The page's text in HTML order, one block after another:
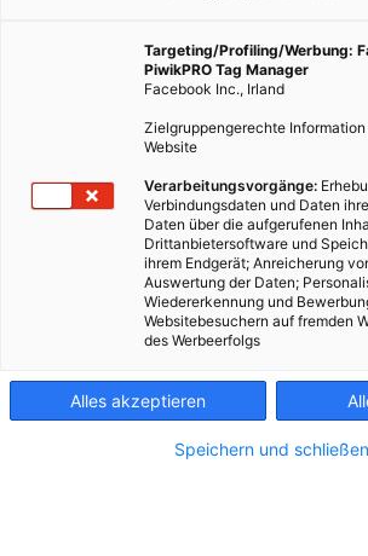
Kontakt
Impressum
Targeting/Profiling/Werbung:
PiwikPRO Tag Manager
Facebook Inc., Irland
Zielgruppengerechte
Website
Verarbeitungsvorgänge:
Verbindungsdaten und Daten
Daten über die aufgerufenen
Drittanbietersoftware und
ihrem Endgerät; Anreicherung
Auswertung der Daten;
Wiedererkennung und
Websitebesuchern auf fremden
des Werbeerfolgs
Alles akzeptieren
Speichern und schließen